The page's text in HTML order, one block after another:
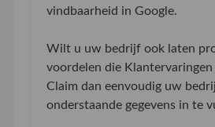
vindbaarheid in Google.
Wilt u uw bedrijf ook laten
voordelen die
Claim dan eenvoudig uw
onderstaande gegevens in te